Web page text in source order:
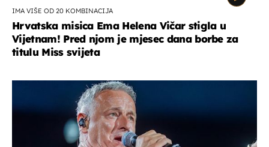
IMA VIŠE OD 20 KOMBINACIJA
Hrvatska misica Ema Helena Vičar stigla u
Vijetnam! Pred njom je mjesec dana borbe za
titulu Miss svijeta